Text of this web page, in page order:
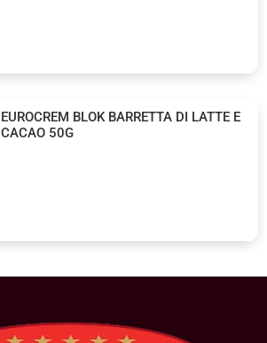
EUROCREM BLOK BARRETTA DI LATTE E
CACAO 50G